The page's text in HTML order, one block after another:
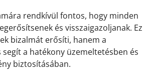
rendkívül fontos, hogy minden
és visszaigazoljanak. Ez
bizalmát erősíti, hanem a
segít a hatékony üzemeltetésben és
biztosításában.